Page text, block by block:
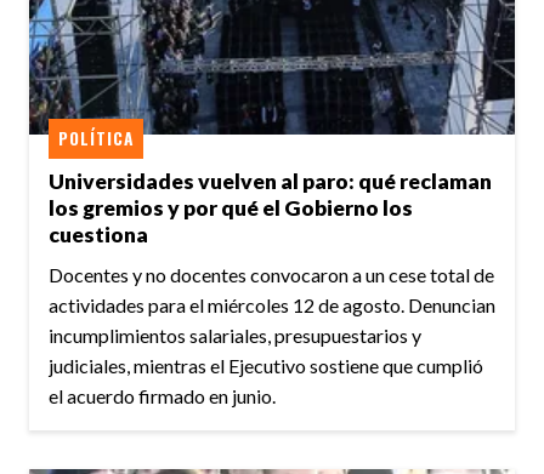
Universidades vuelven al paro: qué reclaman
los gremios y por qué el Gobierno los
cuestiona
POLÍTICA
Docentes y no docentes convocaron a un cese total de
actividades para el miércoles 12 de agosto. Denuncian
incumplimientos salariales, presupuestarios y
judiciales, mientras el Ejecutivo sostiene que cumplió
el acuerdo firmado en junio.